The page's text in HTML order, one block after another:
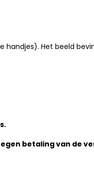
handjes). Het beeld
betaling van de